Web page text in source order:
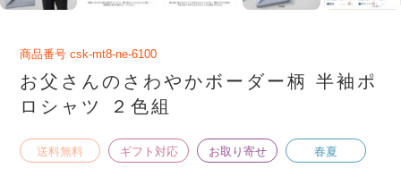
商品番号 csk-mt8-ne-6100
お父さんのさわやかボーダー柄 半袖ポ
ロシャツ ２色組
送料無料 ギフト対応 お取り寄せ 春夏